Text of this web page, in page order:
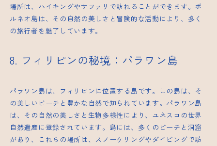
場所は、ハイキングやサファリで訪れることができます。ボ
ルネオ島は、その自然の美しさと冒険的な活動により、多く
の旅行者を魅了しています。
8. フィリピンの秘境：パラワン島
パラワン島は、フィリピンに位置する島です。この島は、そ
の美しいビーチと豊かな自然で知られています。パラワン島
は、その自然の美しさと生物多様性により、ユネスコの世界
自然遺産に登録されています。島には、多くのビーチと洞窟
があり、これらの場所は、スノーケリングやダイビングで訪